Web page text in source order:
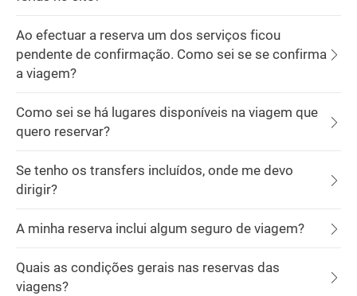
Ao efectuar a reserva um dos serviços ficou
pendente de confirmação. Como sei se se confirma
a viagem?
Como sei se há lugares disponíveis na viagem que
quero reservar?
Se tenho os transfers incluídos, onde me devo
dirigir?
A minha reserva inclui algum seguro de viagem?
Quais as condições gerais nas reservas das
viagens?